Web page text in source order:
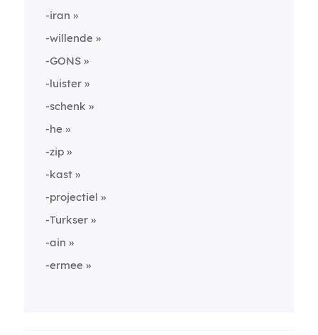
-iran
-willende
-GONS
-luister
-schenk
-he
-zip
-kast
-projectiel
-Turkser
-ain
-ermee